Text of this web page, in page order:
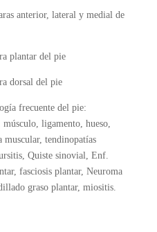
anterior, lateral y medial de
plantar del pie
dorsal del pie
frecuente del pie:
ligamento, hueso,
tendinopatías
Quiste sinovial, Enf.
fasciosis plantar, Neuroma
graso plantar, miositis.